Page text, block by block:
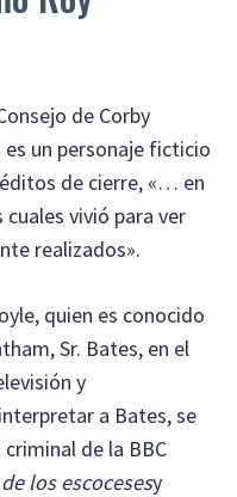
de Corby
un personaje ficticio
de cierre, «… en
vivió para ver
realizados».
quien es conocido
Sr. Bates, en el
y
a Bates, se
de la BBC
los escocesesy